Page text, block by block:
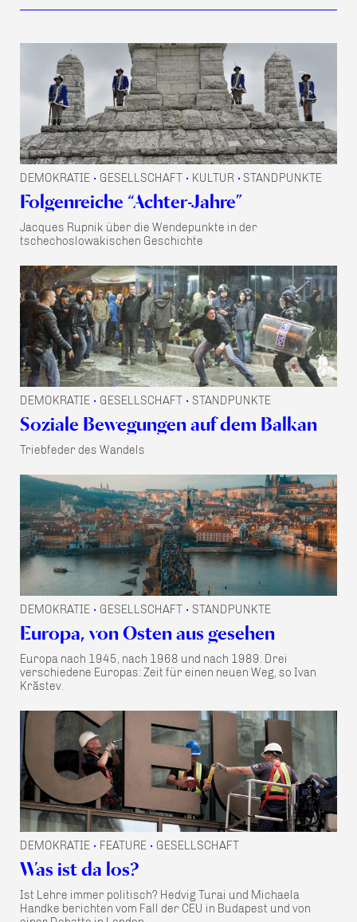
DEMOKRATIE • GESELLSCHAFT • KULTUR • STANDPUNKTE
Folgenreiche “Achter-Jahre”
Jacques Rupnik über die Wendepunkte in der
tschechoslowakischen Geschichte
DEMOKRATIE • GESELLSCHAFT • STANDPUNKTE
Soziale Bewegungen auf dem Balkan
Triebfeder des Wandels
DEMOKRATIE • GESELLSCHAFT • STANDPUNKTE
Europa, von Osten aus gesehen
Europa nach 1945, nach 1968 und nach 1989. Drei
verschiedene Europas: Zeit für einen neuen Weg, so Ivan
Krăstev.
DEMOKRATIE • FEATURE • GESELLSCHAFT
Was ist da los?
Ist Lehre immer politisch? Hedvig Turai und Michaela
Handke berichten vom Fall der CEU in Budapest und von